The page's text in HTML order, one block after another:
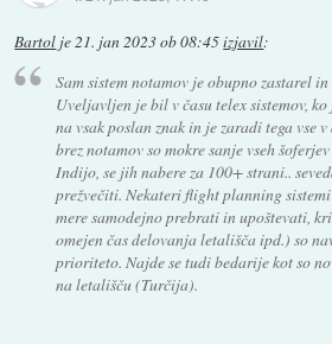
Bartol je21. jan 2023 ob 08:45izjavil:
Sam sistem notamov je obupno zastarel in
Uveljavljen je bil v času telex sistemov,
na vsak poslan znak in je zaradi tega vse
brez notamov so mokre sanje vseh
Indijo, se jih nabere za 100+ strani..
prežvečiti. Nekateri flight planning
mere samodejno prebrati in upoštevati,
omejen čas delovanja letališča ipd.) so
prioriteto. Najde se tudi bedarije kot so
na letališču (Turčija).